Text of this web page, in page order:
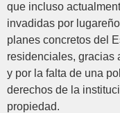
que incluso
invadidas por
planes concretos del
residenciales, gracias
y por la falta de una
derechos de la
propiedad.